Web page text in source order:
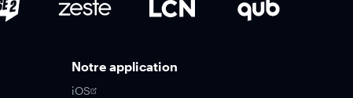
Notre application
iOS